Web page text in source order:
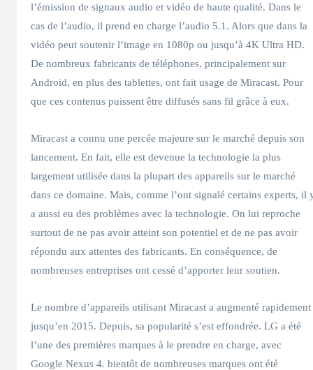
l’émission de signaux audio et vidéo de haute qualité. Dans le
cas de l’audio, il prend en charge l’audio 5.1. Alors que dans la
vidéo peut soutenir l’image en 1080p ou jusqu’à 4K Ultra HD.
De nombreux fabricants de téléphones, principalement sur
Android, en plus des tablettes, ont fait usage de Miracast. Pour
que ces contenus puissent être diffusés sans fil grâce à eux.
Miracast a connu une percée majeure sur le marché depuis son
lancement. En fait, elle est devenue la technologie la plus
largement utilisée dans la plupart des appareils sur le marché
dans ce domaine. Mais, comme l’ont signalé certains experts, il
a aussi eu des problèmes avec la technologie. On lui reproche
surtout de ne pas avoir atteint son potentiel et de ne pas avoir
répondu aux attentes des fabricants. En conséquence, de
nombreuses entreprises ont cessé d’apporter leur soutien.
Le nombre d’appareils utilisant Miracast a augmenté rapidement
jusqu’en 2015. Depuis, sa popularité s’est effondrée. LG a été
l’une des premières marques à le prendre en charge, avec
Google Nexus 4. bientôt de nombreuses marques ont été